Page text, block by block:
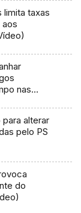
limita taxas
nas
alterar
pelo PS
do